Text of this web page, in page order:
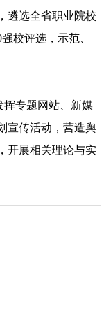
遴选全省职业院校
强校评选，示范、
挥专题网站、新媒
宣传活动，营造舆
开展相关理论与实